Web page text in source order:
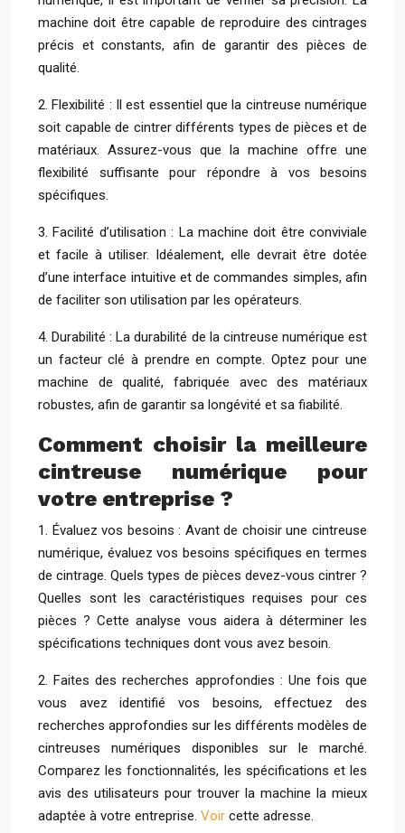
machine doit être capable de reproduire des cintrages
précis et constants, afin de garantir des pièces de
qualité.
2. Flexibilité : Il est essentiel que la cintreuse numérique
soit capable de cintrer différents types de pièces et de
matériaux. Assurez-vous que la machine offre une
flexibilité suffisante pour répondre à vos besoins
spécifiques.
3. Facilité d’utilisation : La machine doit être conviviale
et facile à utiliser. Idéalement, elle devrait être dotée
d’une interface intuitive et de commandes simples, afin
de faciliter son utilisation par les opérateurs.
4. Durabilité : La durabilité de la cintreuse numérique est
un facteur clé à prendre en compte. Optez pour une
machine de qualité, fabriquée avec des matériaux
robustes, afin de garantir sa longévité et sa fiabilité.
Comment choisir la meilleure
cintreuse numérique pour
votre entreprise ?
1. Évaluez vos besoins : Avant de choisir une cintreuse
numérique, évaluez vos besoins spécifiques en termes
de cintrage. Quels types de pièces devez-vous cintrer ?
Quelles sont les caractéristiques requises pour ces
pièces ? Cette analyse vous aidera à déterminer les
spécifications techniques dont vous avez besoin.
2. Faites des recherches approfondies : Une fois que
vous avez identifié vos besoins, effectuez des
recherches approfondies sur les différents modèles de
cintreuses numériques disponibles sur le marché.
Comparez les fonctionnalités, les spécifications et les
avis des utilisateurs pour trouver la machine la mieux
adaptée à votre entreprise. Voir cette adresse.